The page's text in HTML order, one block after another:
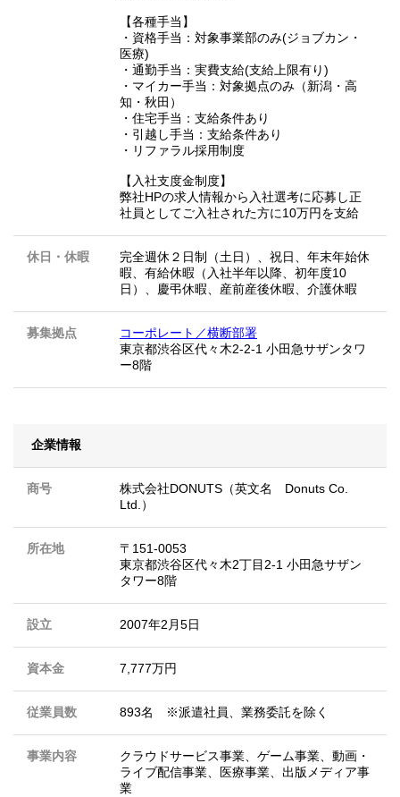
【各種手当】
・資格手当：対象事業部のみ(ジョブカン・
医療)
・通勤手当：実費支給(支給上限有り)
・マイカー手当：対象拠点のみ（新潟・高
知・秋田）
・住宅手当：支給条件あり
・引越し手当：支給条件あり
・リファラル採用制度
【入社支度金制度】
弊社HPの求人情報から入社選考に応募し正
社員としてご入社された方に10万円を支給
休日・休暇
完全週休２日制（土日）、祝日、年末年始休
暇、有給休暇（入社半年以降、初年度10
日）、慶弔休暇、産前産後休暇、介護休暇
募集拠点
コーポレート／横断部署
東京都渋谷区代々木2-2-1 小田急サザンタワ
ー8階
企業情報
商号
株式会社DONUTS（英文名 Donuts Co.
Ltd.）
所在地
〒151-0053
東京都渋谷区代々木2丁目2-1 小田急サザン
タワー8階
設立 2007年2月5日
資本金 7,777万円
従業員数 893名 ※派遣社員、業務委託を除く
事業内容
クラウドサービス事業、ゲーム事業、動画・
ライブ配信事業、医療事業、出版メディア事
業